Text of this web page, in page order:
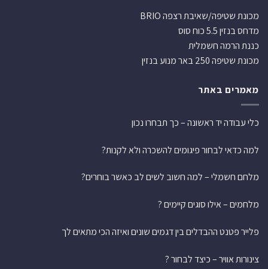
מכונת שטיפה/שאיבת רצפה BRIO
מדחס בנזין 5.5 כוח סוס
כננת הרמה חשמלית
מכונת שטיפה 250 באר מנוע בנזין
מאמרים באתר
כלי עבודה יד ראשונה – כך תבחרו נכון
למה כדאי לבחור פיגומים להשכרה ולא לקנות?
מלחם חשמלי – למה חשוב לשים לב כאשר בוחרים?
מלחמים – אילו סוגים קיימים ?
פלייר פטנט ההבדלים בין דגמים שונים ואיזה הכי מתאים לך
צינורות אוויר – כיצד לבחור ?